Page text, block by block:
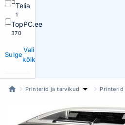
Telia
1
TopPC.ee
370
Sulge
Vali
kõik
Printerid ja tarvikud Printerid